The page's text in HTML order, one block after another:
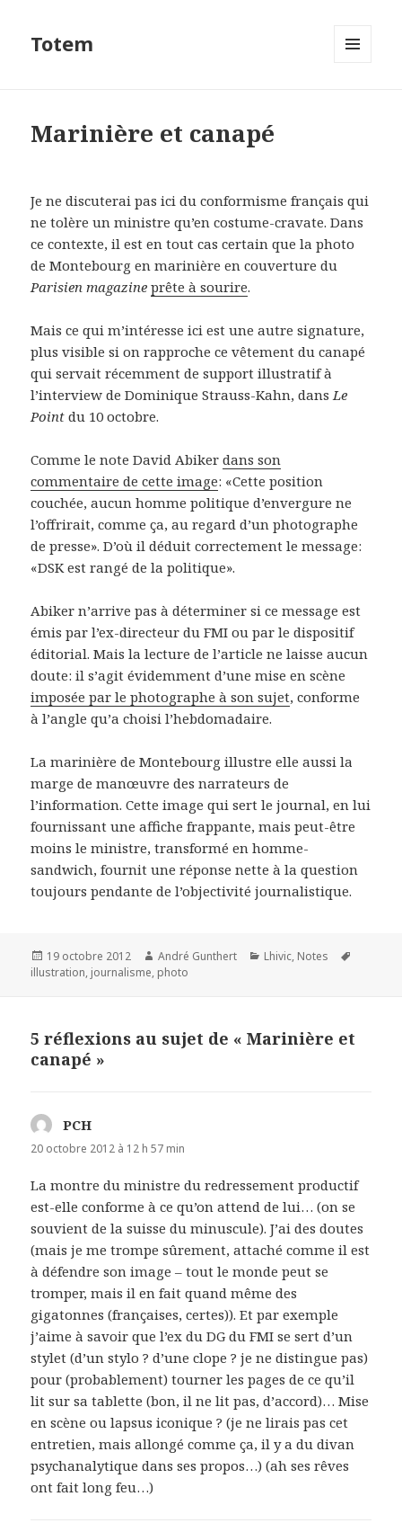
Totem
Marinière et canapé
Je ne discuterai pas ici du conformisme français qui
ne tolère un ministre qu’en costume-cravate. Dans
ce contexte, il est en tout cas certain que la photo
de Montebourg en marinière en couverture du
Parisien magazine prête à sourire.
Mais ce qui m’intéresse ici est une autre signature,
plus visible si on rapproche ce vêtement du canapé
qui servait récemment de support illustratif à
l’interview de Dominique Strauss-Kahn, dansLe
Point du 10 octobre.
Comme le note David Abikerdans son
commentaire de cette image: «Cette position
couchée, aucun homme politique d’envergure ne
l’offrirait, comme ça, au regard d’un photographe
de presse». D’où il déduit correctement le message:
«DSK est rangé de la politique».
Abiker n’arrive pas à déterminer si ce message est
émis par l’ex-directeur du FMI ou par le dispositif
éditorial. Mais la lecture de l’article ne laisse aucun
doute: il s’agit évidemment d’une mise en scène
imposée par le photographe à son sujet, conforme
à l’angle qu’a choisi l’hebdomadaire.
La marinière de Montebourg illustre elle aussi la
marge de manœuvre des narrateurs de
l’information. Cette image qui sert le journal, en lui
fournissant une affiche frappante, mais peut-être
moins le ministre, transformé en homme-
sandwich, fournit une réponse nette à la question
toujours pendante de l’objectivité journalistique.
Publié
le
19 octobre 2012 Auteur
André Gunthert Catégories
Lhivic, Notes
illustration, journalisme, photo
5 réflexions au sujet de « Marinière et
canapé »
PCH
20 octobre 2012 à 12 h 57 min
La montre du ministre du redressement productif
est-elle conforme à ce qu’on attend de lui… (on se
souvient de la suisse du minuscule). J’ai des doutes
(mais je me trompe sûrement, attaché comme il est
à défendre son image – tout le monde peut se
tromper, mais il en fait quand même des
gigatonnes (françaises, certes)). Et par exemple
j’aime à savoir que l’ex du DG du FMI se sert d’un
stylet (d’un stylo ? d’une clope ? je ne distingue pas)
pour (probablement) tourner les pages de ce qu’il
lit sur sa tablette (bon, il ne lit pas, d’accord)… Mise
en scène ou lapsus iconique ? (je ne lirais pas cet
entretien, mais allongé comme ça, il y a du divan
psychanalytique dans ses propos…) (ah ses rêves
ont fait long feu…)